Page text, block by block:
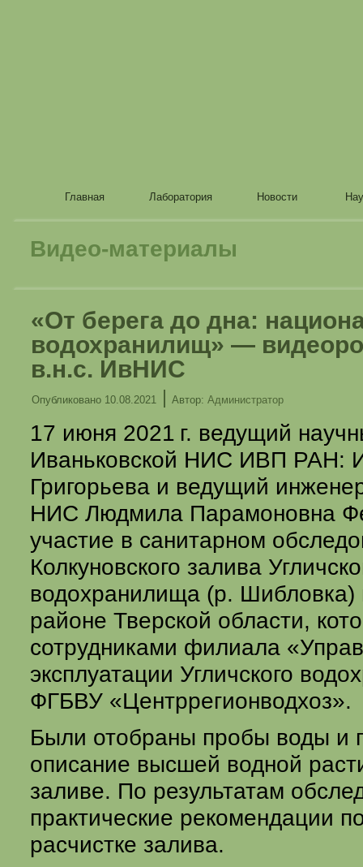
Главная Лаборатория Новости
Видео-материалы
«От берега до дна:
водохранилищ» —
в.н.с. ИвНИС
Опубликовано 10.08.2021 | Автор: Администратор
17 июня 2021 г. ведущий
Иваньковской НИС ИВП РАН:
Григорьева и ведущий
НИС Людмила Парамоновна
участие в санитарном
Колкуновского залива
водохранилища (р. Шибловка)
районе Тверской области,
сотрудниками филиала
эксплуатации Угличского
ФГБВУ «Центррегионводхоз».
Были отобраны пробы воды и
описание высшей водной
заливе. По результатам
практические рекомендации
расчистке залива.